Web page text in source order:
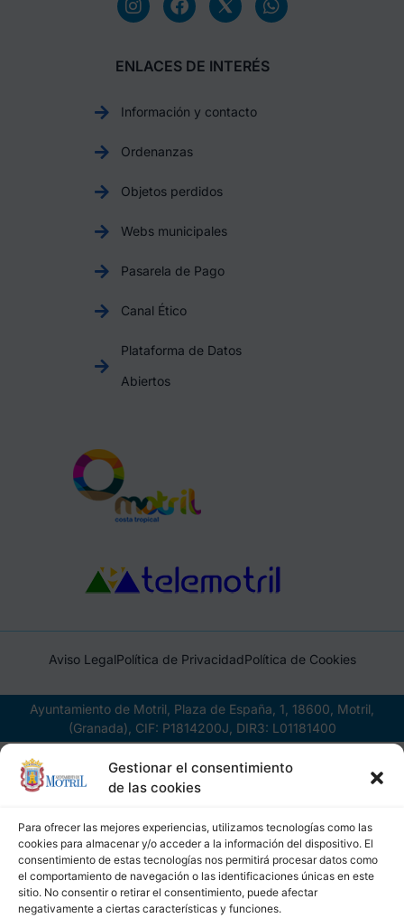
Gestionar el consentimiento
de las cookies
Para ofrecer las mejores experiencias, utilizamos tecnologías como las
cookies para almacenar y/o acceder a la información del dispositivo. El
consentimiento de estas tecnologías nos permitirá procesar datos como
el comportamiento de navegación o las identificaciones únicas en este
sitio. No consentir o retirar el consentimiento, puede afectar
negativamente a ciertas características y funciones.
ENLACES DE INTERÉS
Información y contacto
Ordenanzas
Objetos perdidos
Webs municipales
Pasarela de Pago
Canal Ético
Plataforma de Datos
Abiertos
Aviso LegalPolítica de PrivacidadPolítica de Cookies
Ayuntamiento de Motril, Plaza de España, 1, 18600, Motril,
(Granada), CIF: P1814200J, DIR3: L01181400